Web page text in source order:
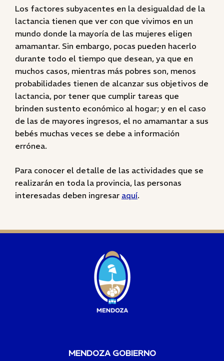
Los factores subyacentes en la desigualdad de la
lactancia tienen que ver con que vivimos en un
mundo donde la mayoría de las mujeres eligen
amamantar. Sin embargo, pocas pueden hacerlo
durante todo el tiempo que desean, ya que en
muchos casos, mientras más pobres son, menos
probabilidades tienen de alcanzar sus objetivos de
lactancia, por tener que cumplir tareas que
brinden sustento económico al hogar; y en el caso
de las de mayores ingresos, el no amamantar a sus
bebés muchas veces se debe a información
errónea.
Para conocer el detalle de las actividades que se
realizarán en toda la provincia, las personas
interesadas deben ingresar aquí.
MENDOZA GOBIERNO